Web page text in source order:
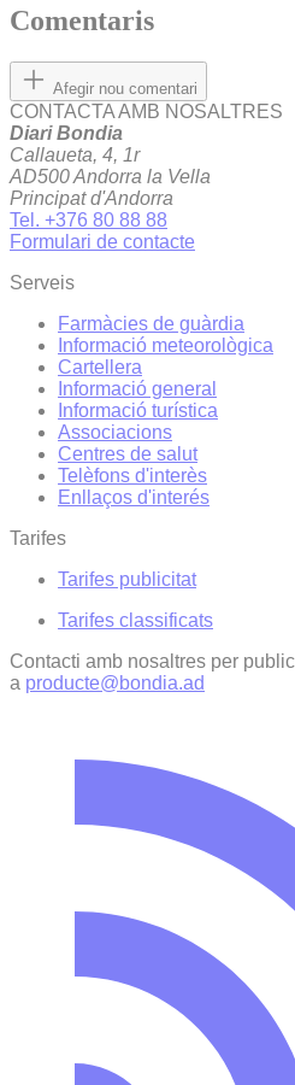
Comentaris
Afegir nou comentari
CONTACTA AMB NOSALTRES
Diari Bondia
Callaueta, 4, 1r
AD500 Andorra la Vella
Principat d'Andorra
Tel. +376 80 88 88
Formulari de contacte
Serveis
Farmàcies de guàrdia
Informació meteorològica
Cartellera
Informació general
Informació turística
Associacions
Centres de salut
Telèfons d'interès
Enllaços d'interés
Tarifes
Tarifes publicitat
Tarifes classificats
Contacti amb nosaltres per
a producte@bondia.ad